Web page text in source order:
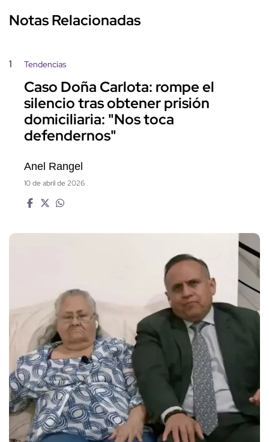
Notas Relacionadas
1 Tendencias
Caso Doña Carlota: rompe el
silencio tras obtener prisión
domiciliaria: "Nos toca
defendernos"
Anel Rangel
10 de abril de 2026